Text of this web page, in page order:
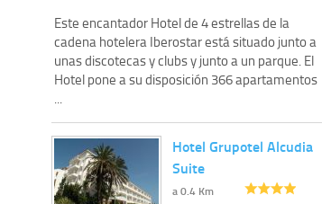
Este encantador Hotel de 4 estrellas de la
cadena hotelera Iberostar está situado junto a
unas discotecas y clubs y junto a un parque. El
Hotel pone a su disposición 366 apartamentos
Hotel Grupotel Alcudia
Suite
a 0.4 Km